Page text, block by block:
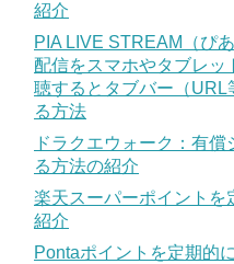
紹介
PIA LIVE STREAM（ぴ
配信をスマホやタブレッ
聴するとタブバー（URL
る方法
ドラクエウォーク：有
る方法の紹介
楽天スーパーポイントを
紹介
Pontaポイントを定期的